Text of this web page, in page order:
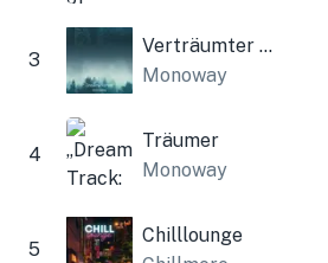
3
Verträumter Wald
Monoway
4
Träumer
Monoway
5
Chilllounge